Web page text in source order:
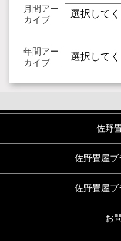
月間アー
カイブ
年間アー
カイブ
佐野
佐野畳屋ブ
佐野畳屋ブ
お